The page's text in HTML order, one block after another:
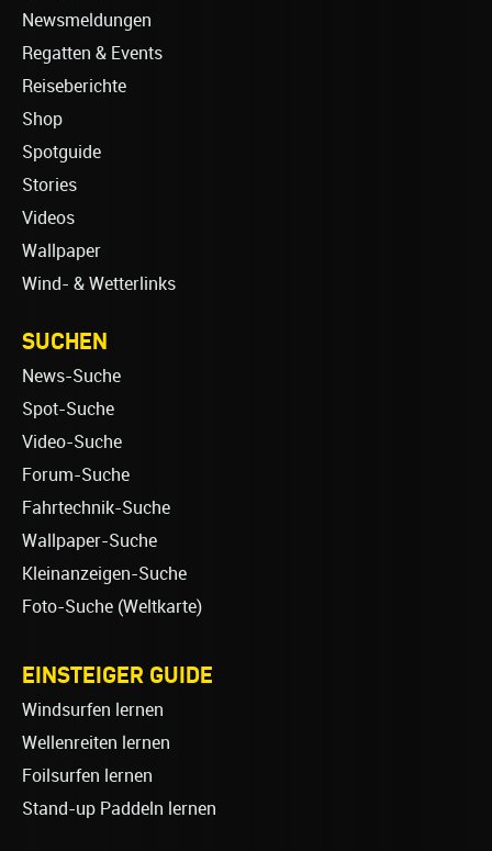
Newsmeldungen
Regatten & Events
Reiseberichte
Shop
Spotguide
Stories
Videos
Wallpaper
Wind- & Wetterlinks
SUCHEN
News-Suche
Spot-Suche
Video-Suche
Forum-Suche
Fahrtechnik-Suche
Wallpaper-Suche
Kleinanzeigen-Suche
Foto-Suche (Weltkarte)
EINSTEIGER GUIDE
Windsurfen lernen
Wellenreiten lernen
Foilsurfen lernen
Stand-up Paddeln lernen